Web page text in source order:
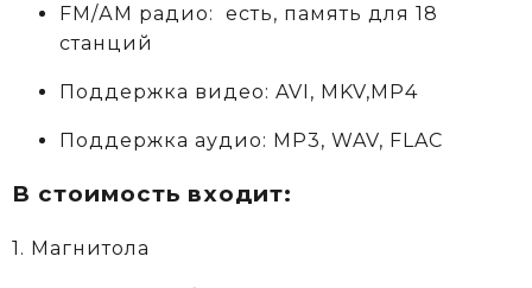
FM/АM радио: есть, память для 18
станций
Поддержка видео: AVI, MKV,MP4
Поддержка аудио: MP3, WAV, FLAC
В стоимость входит:
1. Магнитола